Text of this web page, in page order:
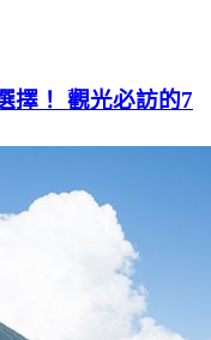
擇！ 觀光必訪的7